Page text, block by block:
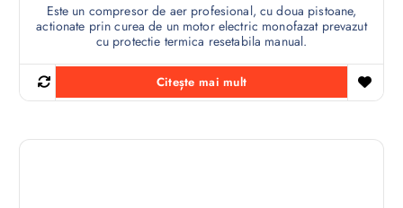
Este un compresor de aer profesional, cu doua pistoane,
actionate prin curea de un motor electric monofazat prevazut
cu protectie termica resetabila manual.
Citește mai mult